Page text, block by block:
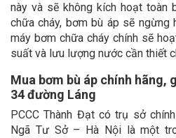
này và sẽ không kích hoạt toàn
chữa cháy, bơm bù áp sẽ
máy bơm chữa cháy chính sẽ
suất và lưu lượng nước cần thiết
Mua bơm bù áp chính hãng,
34 đường Láng
PCCC Thành Đạt có trụ sở
Ngã Tư Sở – Hà Nội là một